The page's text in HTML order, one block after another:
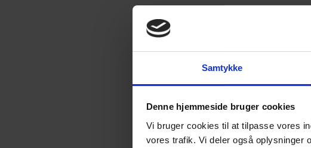
Samtykke
Denne hjemmeside bruger cookies
Vi bruger cookies til at tilpasse vores
vores trafik. Vi deler også oplysninger